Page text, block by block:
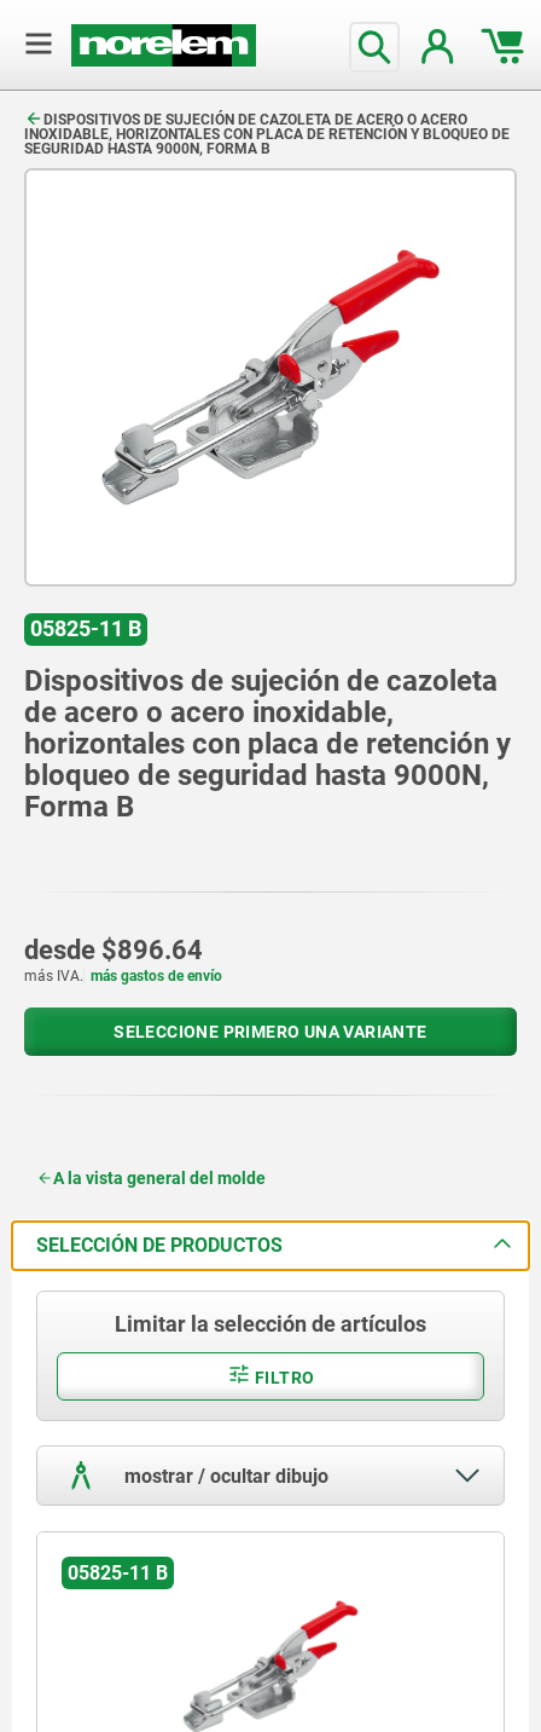
DISPOSITIVOS DE SUJECIÓN DE CAZOLETA DE ACERO O ACERO
INOXIDABLE, HORIZONTALES CON PLACA DE RETENCIÓN Y BLOQUEO DE
SEGURIDAD HASTA 9000N, FORMA B
05825-11 B
Dispositivos de sujeción de cazoleta
de acero o acero inoxidable,
horizontales con placa de retención y
bloqueo de seguridad hasta 9000N,
Forma B
desde $896.64
más IVA. más gastos de envío
SELECCIONE PRIMERO UNA VARIANTE
A la vista general del molde
SELECCIÓN DE PRODUCTOS
Limitar la selección de artículos
FILTRO
mostrar / ocultar dibujo
05825-11 B